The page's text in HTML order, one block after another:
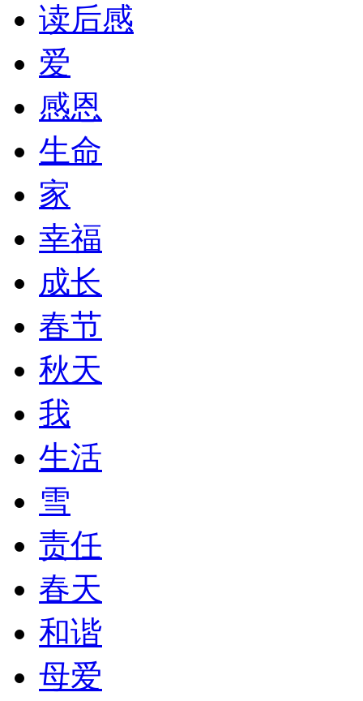
读后感
爱
感恩
生命
家
幸福
成长
春节
秋天
我
生活
雪
责任
春天
和谐
母爱